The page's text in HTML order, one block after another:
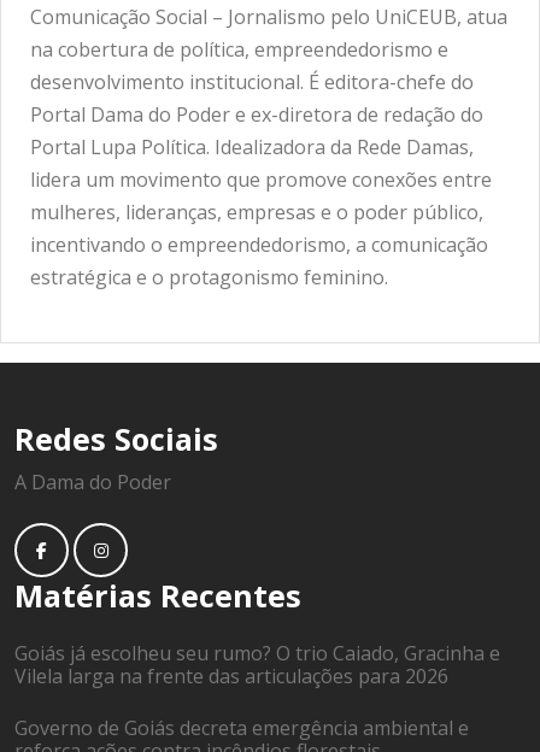
Comunicação Social – Jornalismo pelo UniCEUB, atua
na cobertura de política, empreendedorismo e
desenvolvimento institucional. É editora-chefe do
Portal Dama do Poder e ex-diretora de redação do
Portal Lupa Política. Idealizadora da Rede Damas,
lidera um movimento que promove conexões entre
mulheres, lideranças, empresas e o poder público,
incentivando o empreendedorismo, a comunicação
estratégica e o protagonismo feminino.
Redes Sociais
A Dama do Poder
Matérias Recentes
Goiás já escolheu seu rumo? O trio Caiado, Gracinha e
Vilela larga na frente das articulações para 2026
Governo de Goiás decreta emergência ambiental e